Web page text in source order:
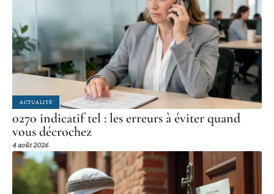
ACTUALITÉ
0270 indicatif tel : les erreurs à éviter quand
vous décrochez
4 août 2026